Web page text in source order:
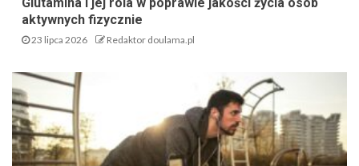
Glutamina i jej rola w poprawie jakości życia osób
aktywnych fizycznie
23 lipca 2026 Redaktor doulama.pl